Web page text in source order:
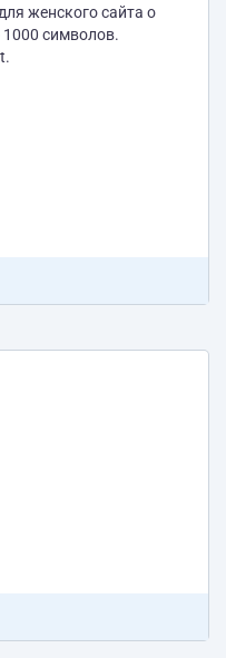
женского сайта о
1000 символов.